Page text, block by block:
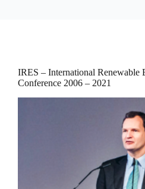
IRES – International Renewable
Conference 2006 – 2021